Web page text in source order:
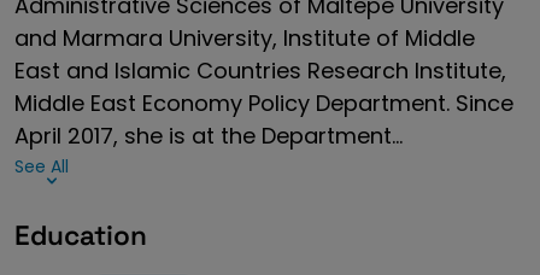
and Marmara University, Institute of Middle
East and Islamic Countries Research Institute,
Middle East Economy Policy Department. Since
April 2017, she is at the Department...
See All
Education